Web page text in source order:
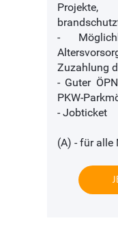
-
Zuzahlung
- Guter
PKW-
- Jobticket
(A) - für alle